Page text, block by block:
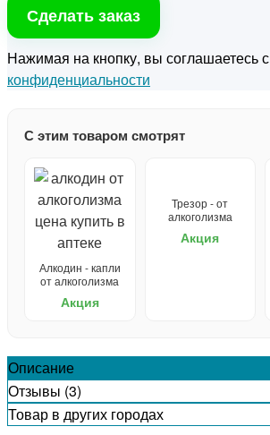
Сделать заказ
Нажимая на кнопку, вы соглашаетесь с
конфиденциальности
С этим товаром смотрят
Алкодин - капли
от алкоголизма
Акция
Трезор - от
алкоголизма
Акция
Описание
Отзывы (3)
Товар в других городах